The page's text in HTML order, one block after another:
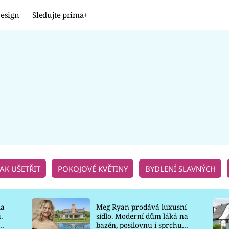
Sledujte prima+
UŠETŘIT POKOJOVÉ KVĚTINY BYDLENÍ SLAVNÝCH
Meg Ryan prodává luxusní
sídlo. Moderní dům láká na
bazén, posilovnu i sprchu